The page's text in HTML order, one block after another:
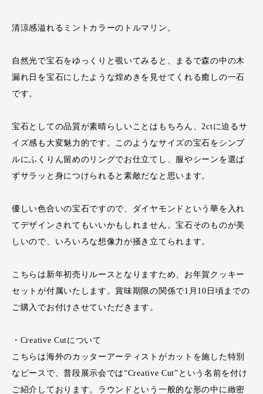
清涼感溢れるミントカラーのトルマリン。
自然光で宝石をゆっくりと覗いてみると、まるで森の中の木
漏れ日を宝石にしたような煌めきを見せてくれる癒しの一石
です。
宝石としての品質が素晴らしいことはもちろん、2ctに迫るサ
イズ感も大変魅力的です。このようなサイズの宝石をシンプ
ルにふくりん留めのリングでお仕立てし、服やシーンを選ば
ずサラッと身につけられると素敵だなと思います。
優しい色合いの宝石ですので、ダイヤモンドという華を入れ
てデザインされてもいいかもしれません。宝石そのものが美
しいので、いろいろな想像力が掻き立てられます。
こちらは新年初売りルースとなりますため、お年賀クッキー
セットが付属いたします。賞味期限の関係で1月10日頃までの
ご購入でお付けさせていただきます。
・Creative Cutについて
こちらは海外のカッターアーティストがカットを施した特別
なピースで、普段展示会では“Creative Cut”という名前を付け
ご紹介しております。ラウンドという一般的な形の中に緻密